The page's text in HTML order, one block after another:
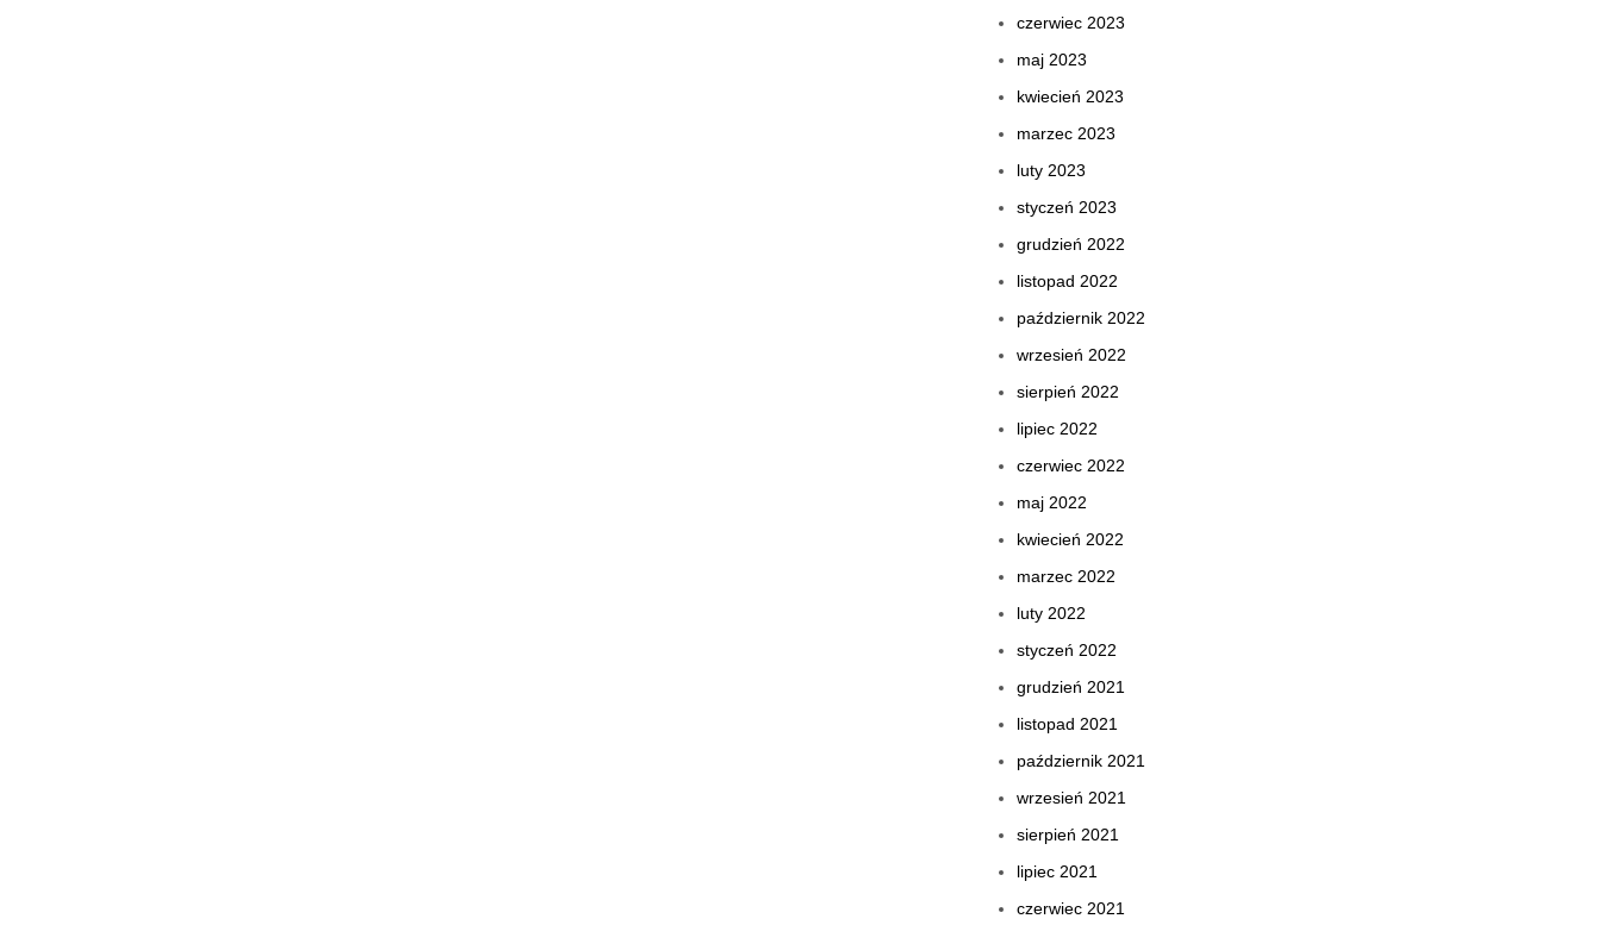
czerwiec 2023
maj 2023
kwiecień 2023
marzec 2023
luty 2023
styczeń 2023
grudzień 2022
listopad 2022
październik 2022
wrzesień 2022
sierpień 2022
lipiec 2022
czerwiec 2022
maj 2022
kwiecień 2022
marzec 2022
luty 2022
styczeń 2022
grudzień 2021
listopad 2021
październik 2021
wrzesień 2021
sierpień 2021
lipiec 2021
czerwiec 2021